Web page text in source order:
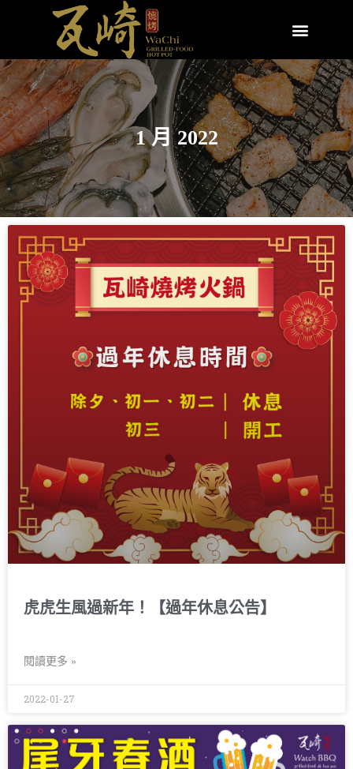
1 月 2022
虎虎生風過新年！【過年休息公告】
閱讀更多 »
2022-01-27